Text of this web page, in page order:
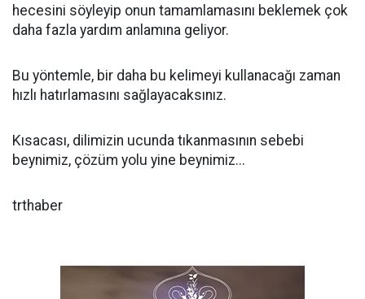
hecesini söyleyip onun tamamlamasını beklemek çok
daha fazla yardım anlamına geliyor.
Bu yöntemle, bir daha bu kelimeyi kullanacağı zaman
hızlı hatırlamasını sağlayacaksınız.
Kısacası, dilimizin ucunda tıkanmasının sebebi
beynimiz, çözüm yolu yine beynimiz...
trthaber